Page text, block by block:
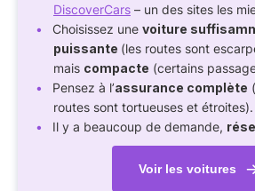
DiscoverCars – un des sites les
Choisissez une voiture
puissante (les routes sont
mais compacte (certains
Pensez à l’assurance complète
routes sont tortueuses et étroites).
Il y a beaucoup de demande,
Voir les voitures